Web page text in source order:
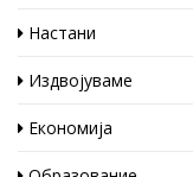
Настани
Издвојуваме
Економија